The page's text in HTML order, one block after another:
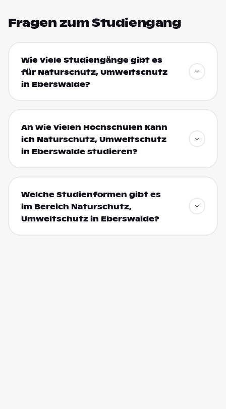
Fragen zum Studiengang
Wie viele Studiengänge gibt es
für Naturschutz, Umweltschutz
in Eberswalde?
An wie vielen Hochschulen kann
ich Naturschutz, Umweltschutz
in Eberswalde studieren?
Welche Studienformen gibt es
im Bereich Naturschutz,
Umweltschutz in Eberswalde?